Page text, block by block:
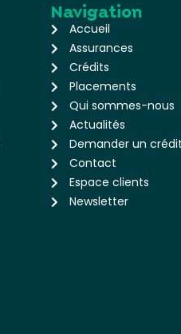
Navigation
Accueil
Assurances
Crédits
Placements
Qui sommes-nous
Actualités
Demander un
Contact
Espace clients
Newsletter